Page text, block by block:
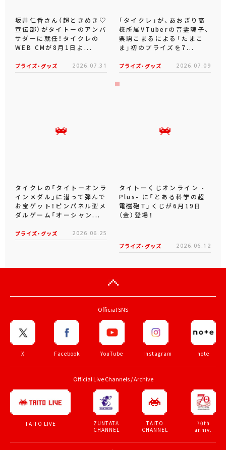
坂井仁香さん（超ときめき♡
宣伝部）がタイトーのアンバ
サダーに就任！タイクレの
WEB CMが8月1日よ...
プライズ・グッズ 2026.07.31
「タイクレ」が、あおぎり高
校所属VTuberの音霊魂子、
栗駒こまるによる「たまこ
ま」初のプライズを7...
プライズ・グッズ 2026.07.09
タイクレの「タイトーオンラ
インメダル」に潜って弾んで
お宝ゲット！ピンパネル型メ
ダルゲーム「オーシャン...
プライズ・グッズ 2026.06.25
タイトーくじオンライン -
Plus- に「とある科学の超
電磁砲T」くじが6月19日
（金）登場！
プライズ・グッズ 2026.06.12
Official SNS
X Facebook YouTube Instagram note
Official Live Channels / Archive
TAITO LIVE
ZUNTATA
CHANNEL
TAITO
CHANNEL
70th
anniv.